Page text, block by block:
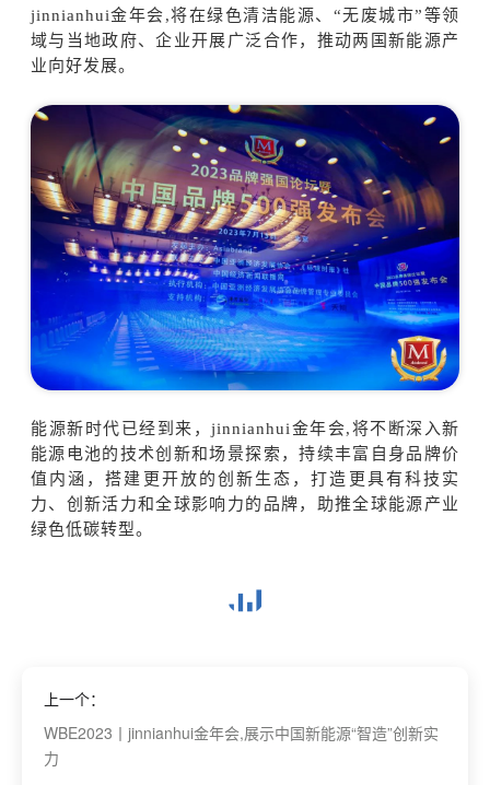
jinnianhui金年会,将在绿色清洁能源、“无废城市”等领
域与当地政府、企业开展广泛合作，推动两国新能源产
业向好发展。
能源新时代已经到来，jinnianhui金年会,将不断深入新
能源电池的技术创新和场景探索，持续丰富自身品牌价
值内涵，搭建更开放的创新生态，打造更具有科技实
力、创新活力和全球影响力的品牌，助推全球能源产业
绿色低碳转型。
上一个：
WBE2023丨jinnianhui金年会,展示中国新能源“智造”创新实
力